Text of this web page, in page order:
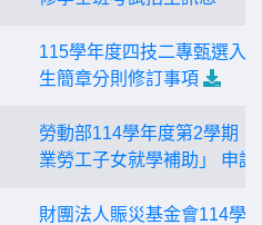
115學年度四技二專甄選入
生簡章分則修訂事項
勞動部114學年度第2學期「
業勞工子女就學補助」 申請
財團法人賑災基金會114學